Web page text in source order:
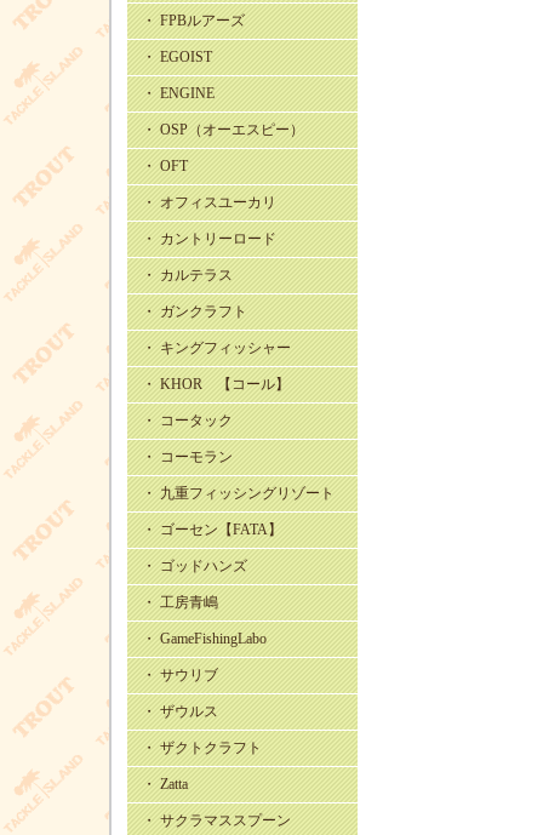
・ FPBルアーズ
・ EGOIST
・ ENGINE
・ OSP（オーエスピー）
・ OFT
・ オフィスユーカリ
・ カントリーロード
・ カルテラス
・ ガンクラフト
・ キングフィッシャー
・ KHOR 【コール】
・ コータック
・ コーモラン
・ 九重フィッシングリゾート
・ ゴーセン【FATA】
・ ゴッドハンズ
・ 工房青嶋
・ GameFishingLabo
・ サウリブ
・ ザウルス
・ ザクトクラフト
・ Zatta
・ サクラマススプーン